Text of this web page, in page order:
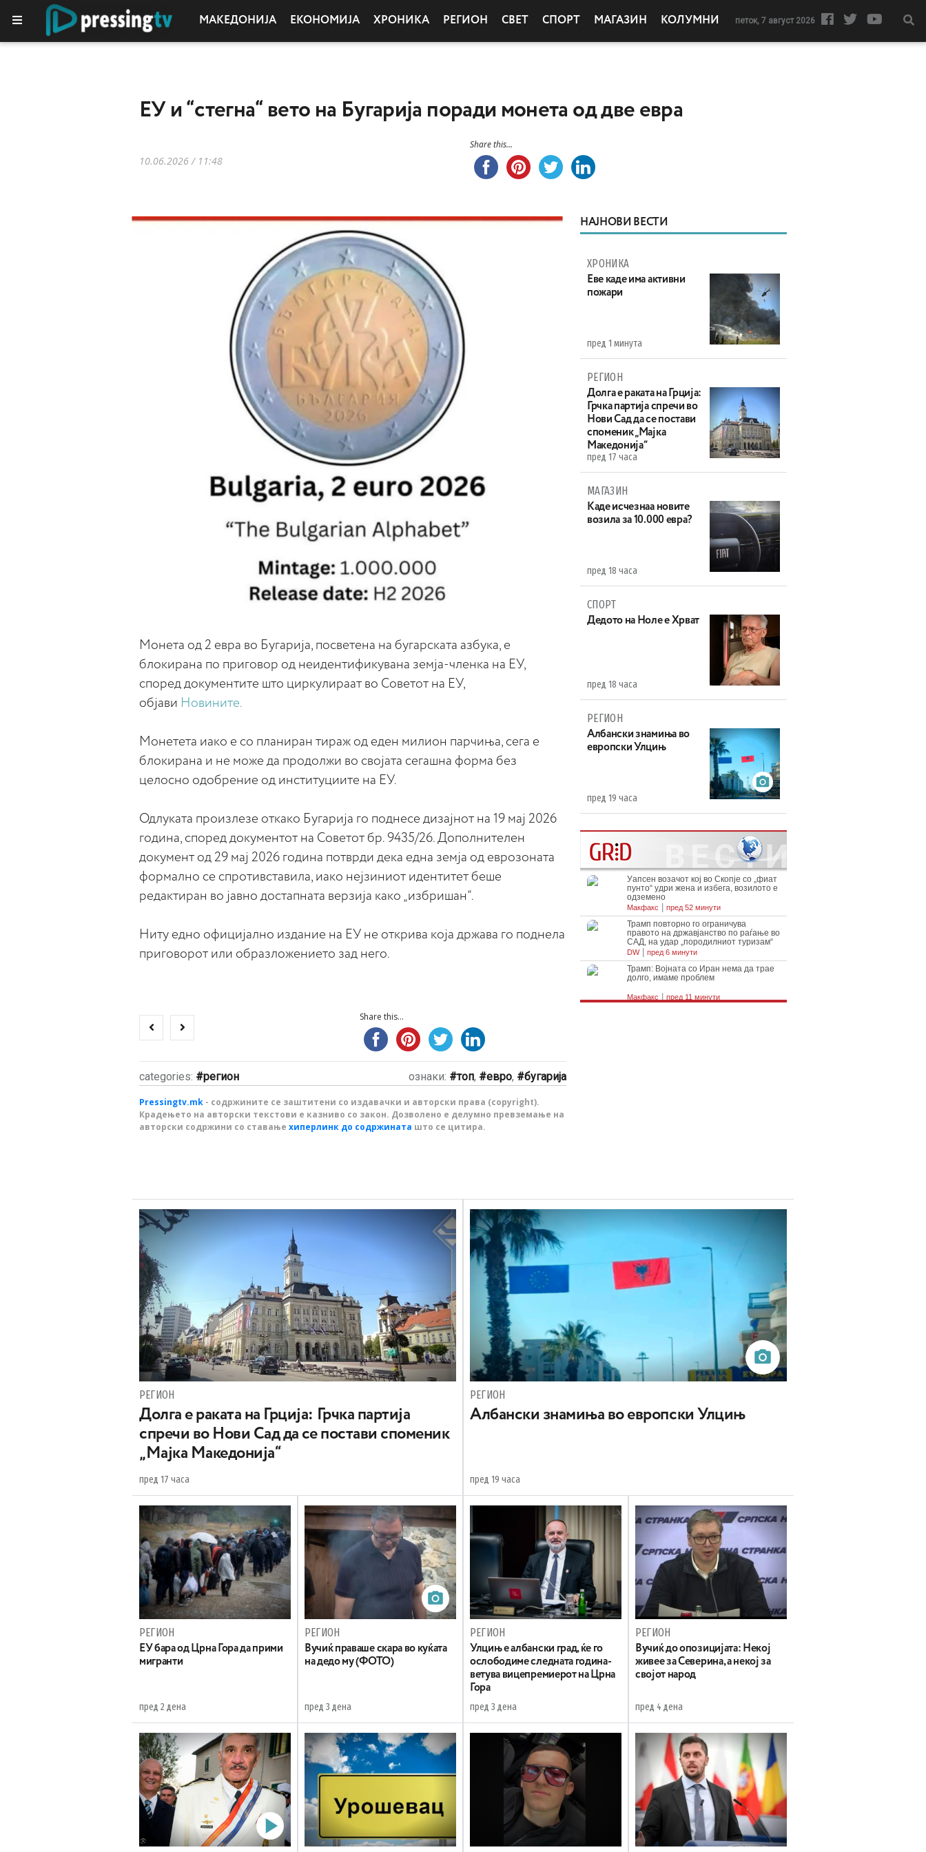
МАКЕДОНИЈА ЕКОНОМИЈА ХРОНИКА РЕГИОН СВЕТ СПОРТ МАГАЗИН КОЛУМНИ петок, 7 август 2026
ЕУ и “стегна“ вето на Бугарија поради монета од две евра
10.06.2026 / 11:48
Share this...
Монета од 2 евра во Бугарија, посветена на бугарската азбука, е
блокирана по приговор од неидентификувана земја-членка на ЕУ,
според документите што циркулираат во Советот на ЕУ,
објави Новините.
Монетета иако е со планиран тираж од еден милион парчиња, сега е
блокирана и не може да продолжи во својата сегашна форма без
целосно одобрение од институциите на ЕУ.
Одлуката произлезе откако Бугарија го поднесе дизајнот на 19 мај 2026
година, според документот на Советот бр. 9435/26. Дополнителен
документ од 29 мај 2026 година потврди дека една земја од еврозоната
формално се спротивставила, иако нејзиниот идентитет беше
редактиран во јавно достапната верзија како „избришан“.
Ниту едно официјално издание на ЕУ не открива која држава го поднела
приговорот или образложението зад него.
Share this...
categories: регион ознаки: топ, евро, бугарија
Pressingtv.mk - содржините се заштитени со издавачки и авторски права (copyright).
Крадењето на авторски текстови е казниво со закон. Дозволено е делумно превземање на
авторски содржини со ставање хиперлинк до содржината што се цитира.
НАЈНОВИ ВЕСТИ
ХРОНИКА
Eве каде има активни
пожари
пред 1 минута
РЕГИОН
Долга е раката на Грција:
Грчка партија спречи во
Нови Сад да се постави
споменик „Мајка
Македонија“
пред 17 часа
МАГАЗИН
Каде исчезнаа новите
возила за 10.000 евра?
пред 18 часа
СПОРТ
Дедото на Ноле е Хрват
пред 18 часа
РЕГИОН
Aлбански знамиња во
европски Улцињ
пред 19 часа
РЕГИОН
Долга е раката на Грција: Грчка партија
спречи во Нови Сад да се постави споменик
„Мајка Македонија“
пред 17 часа
РЕГИОН
Aлбански знамиња во европски Улцињ
пред 19 часа
РЕГИОН
EУ бара од Црна Гора да прими
мигранти
пред 2 дена
РЕГИОН
Вучиќ праваше скара во куќата
на дедо му (ФОТО)
пред 3 дена
РЕГИОН
Улцињ е албански град, ќе го
ослободиме следната година-
ветува вицепремиерот на Црна
Гора
пред 3 дена
РЕГИОН
Вучиќ до опозицијата: Некој
живее за Северина, а некој за
својот народ
пред 4 дена